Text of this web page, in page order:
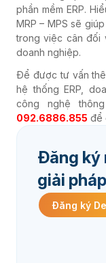
phần mềm ERP.
MRP – MPS sẽ
trong việc cân đối
doanh nghiệp.
Để được tư vấn
hệ thống ERP,
công nghệ
092.6886.855 để
Đăng ký
giải
Đăng ký